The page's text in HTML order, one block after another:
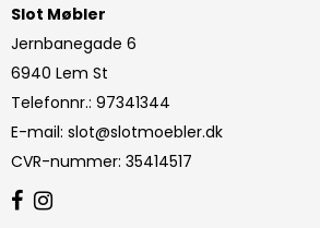
Slot Møbler
Jernbanegade 6
6940 Lem St
Telefonnr.: 97341344
E-mail: slot@slotmoebler.dk
CVR-nummer: 35414517